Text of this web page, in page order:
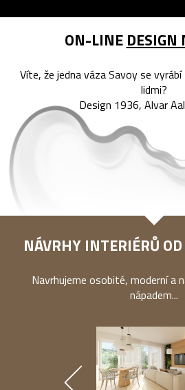
ON-LINE DESIGN
Víte, že jedna váza Savoy se
lidmi?
Design 1936, Alvar
NÁVRHY INTERIÉRŮ OD
Navrhujeme osobité, moderní a
nápadem...